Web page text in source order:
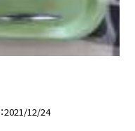
2021/12/24